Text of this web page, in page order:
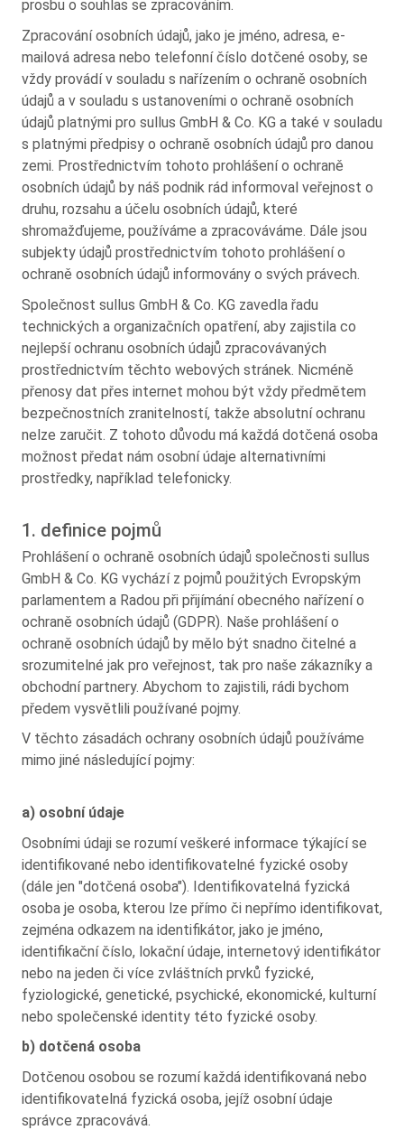
prosbu o souhlas se zpracováním.
Zpracování osobních údajů, jako je jméno, adresa, e-
mailová adresa nebo telefonní číslo dotčené osoby, se
vždy provádí v souladu s nařízením o ochraně osobních
údajů a v souladu s ustanoveními o ochraně osobních
údajů platnými pro sullus GmbH & Co. KG a také v souladu
s platnými předpisy o ochraně osobních údajů pro danou
zemi. Prostřednictvím tohoto prohlášení o ochraně
osobních údajů by náš podnik rád informoval veřejnost o
druhu, rozsahu a účelu osobních údajů, které
shromažďujeme, používáme a zpracováváme. Dále jsou
subjekty údajů prostřednictvím tohoto prohlášení o
ochraně osobních údajů informovány o svých právech.
Společnost sullus GmbH & Co. KG zavedla řadu
technických a organizačních opatření, aby zajistila co
nejlepší ochranu osobních údajů zpracovávaných
prostřednictvím těchto webových stránek. Nicméně
přenosy dat přes internet mohou být vždy předmětem
bezpečnostních zranitelností, takže absolutní ochranu
nelze zaručit. Z tohoto důvodu má každá dotčená osoba
možnost předat nám osobní údaje alternativními
prostředky, například telefonicky.
1. definice pojmů
Prohlášení o ochraně osobních údajů společnosti sullus
GmbH & Co. KG vychází z pojmů použitých Evropským
parlamentem a Radou při přijímání obecného nařízení o
ochraně osobních údajů (GDPR). Naše prohlášení o
ochraně osobních údajů by mělo být snadno čitelné a
srozumitelné jak pro veřejnost, tak pro naše zákazníky a
obchodní partnery. Abychom to zajistili, rádi bychom
předem vysvětlili používané pojmy.
V těchto zásadách ochrany osobních údajů používáme
mimo jiné následující pojmy:
a) osobní údaje
Osobními údaji se rozumí veškeré informace týkající se
identifikované nebo identifikovatelné fyzické osoby
(dále jen "dotčená osoba"). Identifikovatelná fyzická
osoba je osoba, kterou lze přímo či nepřímo identifikovat,
zejména odkazem na identifikátor, jako je jméno,
identifikační číslo, lokační údaje, internetový identifikátor
nebo na jeden či více zvláštních prvků fyzické,
fyziologické, genetické, psychické, ekonomické, kulturní
nebo společenské identity této fyzické osoby.
b) dotčená osoba
Dotčenou osobou se rozumí každá identifikovaná nebo
identifikovatelná fyzická osoba, jejíž osobní údaje
správce zpracovává.